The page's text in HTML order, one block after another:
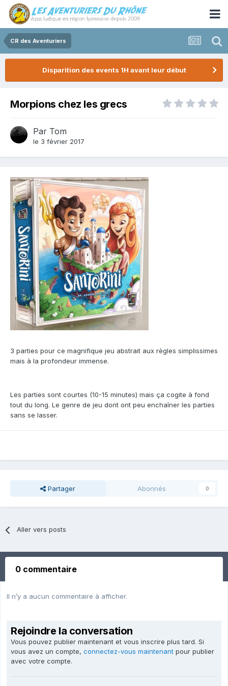
CR des Aventuriers
Disparition des events 1H avant leur début
Morpions chez les grecs
Par Tom
le 3 février 2017
3 parties pour ce magnifique jeu abstrait aux règles simplissimes
mais à la profondeur immense.
Les parties sont courtes (10-15 minutes) mais ça cogite à fond
tout du long. Le genre de jeu dont ont peu enchaîner les parties
sans se lasser.
Partager Abonnés 0
Aller vers posts
0 commentaire
Il n’y a aucun commentaire à afficher.
Rejoindre la conversation
Vous pouvez publier maintenant et vous inscrire plus tard. Si
vous avez un compte, connectez-vous maintenant pour publier
avec votre compte.